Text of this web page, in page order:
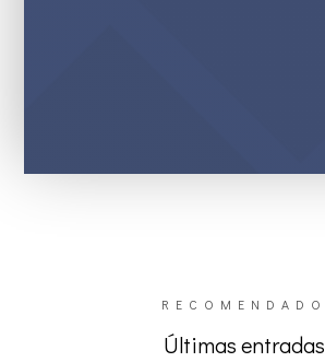
RECOMENDADO
Últimas entradas